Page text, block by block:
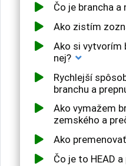
Čo je brancha a
Ako zistím
Ako si vytvorím
nej?
Rychlejší
branchu a
Ako vymažem
zemského a
Ako
Čo je to HEAD